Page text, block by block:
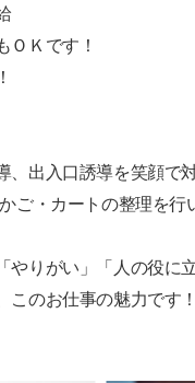
ＯＫです！
、出入口誘導を笑顔で
ご・カートの整理を行
やりがい」「人の役に
このお仕事の魅力です！